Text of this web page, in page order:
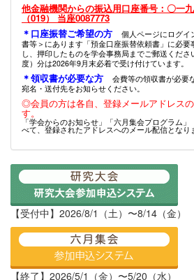
他金融機関からの振込用口座番号：〇一
（019） 当座0087773
＊口座振替ご希望の方
個人ページにログイ
書等＞にあります「預金口座振替依頼書」に必要
し、押印したものを学会事務局までご郵送くだ
度）分は2026年9月末必着で受け付けています。
＊領収書が必要な方
会費等の領収書が必要
宛名・送付先をお知らせください。
◎会員の方は各自、登録メールアドレス
す。
「学会からのお知らせ」「六月集会プログラム
べて、登録されたアドレスへのメール配信となり
【受付中】2026/8/1（土）〜8/14（金）
【終了】2026/5/1（金）〜5/20（水）